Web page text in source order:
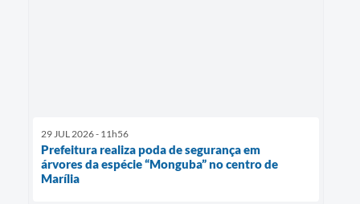
29 JUL 2026 - 11h56
Prefeitura realiza poda de segurança em
árvores da espécie “Monguba” no centro de
Marília